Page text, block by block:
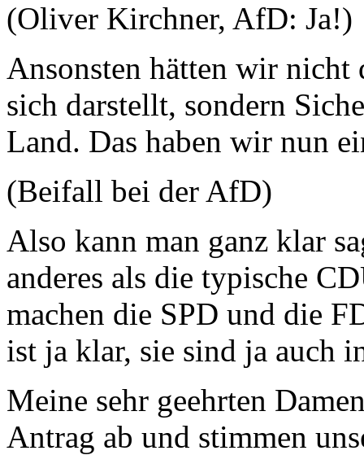
(Oliver Kirchner, AfD: Ja!)
Ansonsten hätten wir
sich darstellt, sondern
Land. Das haben wir nun
(Beifall bei der AfD)
Also kann man ganz klar
anderes als die typische
machen die SPD und die
ist ja klar, sie sind ja auch
Meine sehr geehrten
Antrag ab und stimmen